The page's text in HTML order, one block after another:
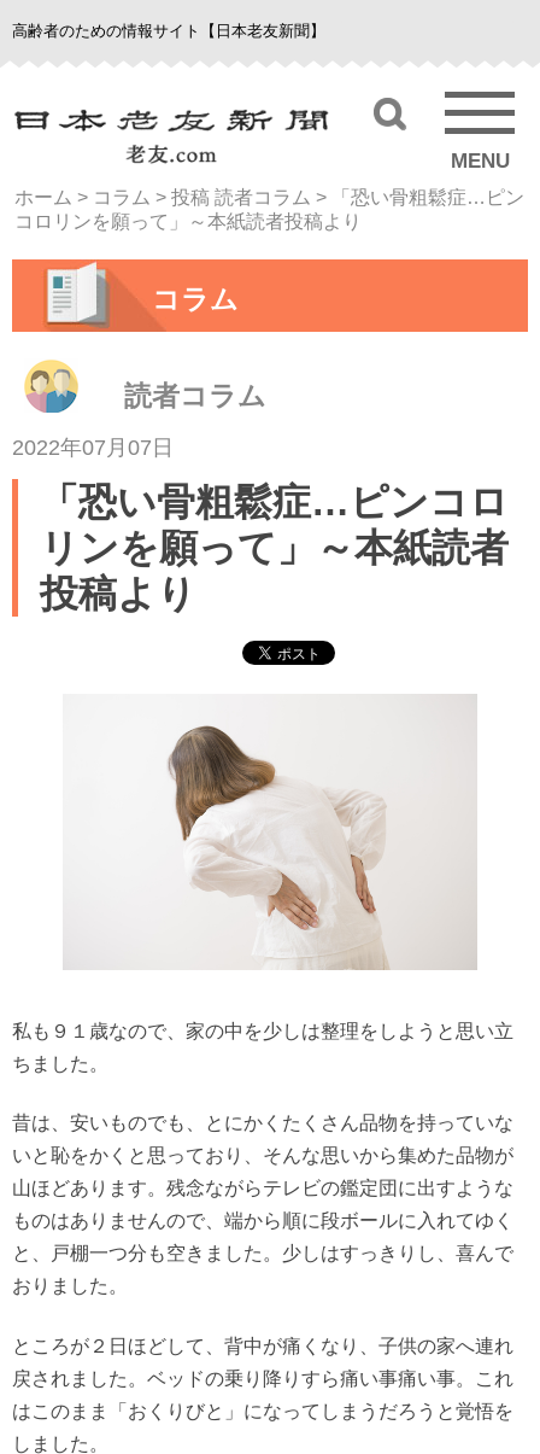
高齢者のための情報サイト【日本老友新聞】
MENU
ホーム > コラム > 投稿 読者コラム >
「恐い骨粗鬆症…ピン
コロリンを願って」～本紙読者投稿より
コラム
読者コラム
2022年07月07日
「恐い骨粗鬆症…ピンコロ
リンを願って」～本紙読者
投稿より
私も９１歳なので、家の中を少しは整理をしようと思い立
ちました。
昔は、安いものでも、とにかくたくさん品物を持っていな
いと恥をかくと思っており、そんな思いから集めた品物が
山ほどあります。残念ながらテレビの鑑定団に出すような
ものはありませんので、端から順に段ボールに入れてゆく
と、戸棚一つ分も空きました。少しはすっきりし、喜んで
おりました。
ところが２日ほどして、背中が痛くなり、子供の家へ連れ
戻されました。ベッドの乗り降りすら痛い事痛い事。これ
はこのまま「おくりびと」になってしまうだろうと覚悟を
しました。